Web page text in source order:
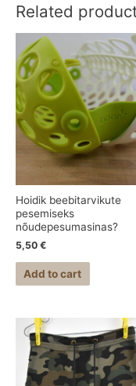
Related
Hoidik beebitarvikute
pesemiseks
nõudepesumasinas?
5,50 €
Add to cart